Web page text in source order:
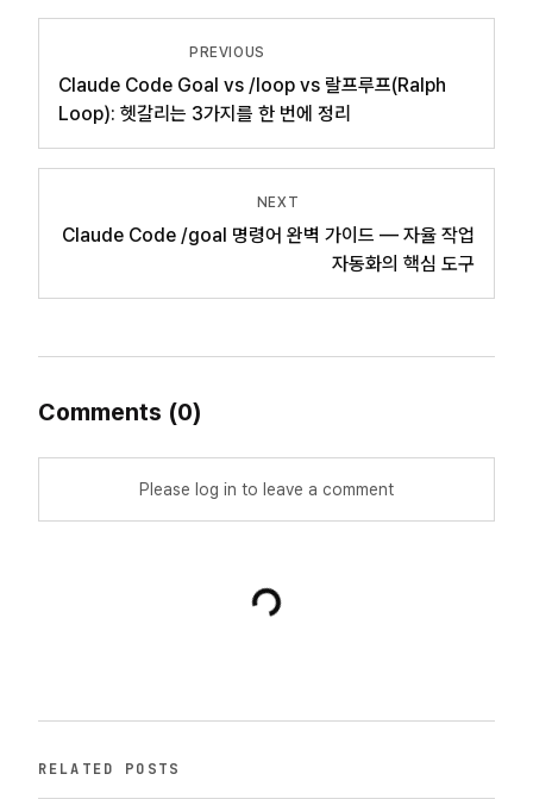
PREVIOUS
Claude Code Goal vs /loop vs 랄프루프(Ralph
Loop): 헷갈리는 3가지를 한 번에 정리
NEXT
Claude Code /goal 명령어 완벽 가이드 — 자율 작업
자동화의 핵심 도구
Comments (0)
Please log in to leave a comment
RELATED POSTS